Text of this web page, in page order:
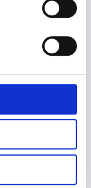
2-lagig
Warenkorb